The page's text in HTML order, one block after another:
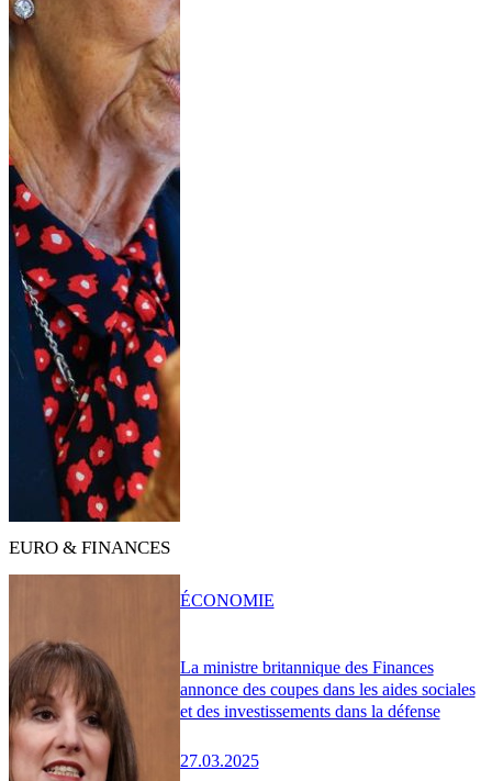
EURO & FINANCES
La ministre britannique des Finances
annonce des coupes dans les aides sociales
et des investissements dans la défense
27.03.2025
ÉCONOMIE